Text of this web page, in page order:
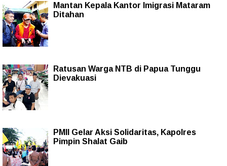
Mantan Kepala Kantor Imigrasi Mataram
Ditahan
Ratusan Warga NTB di Papua Tunggu
Dievakuasi
PMII Gelar Aksi Solidaritas, Kapolres
Pimpin Shalat Gaib